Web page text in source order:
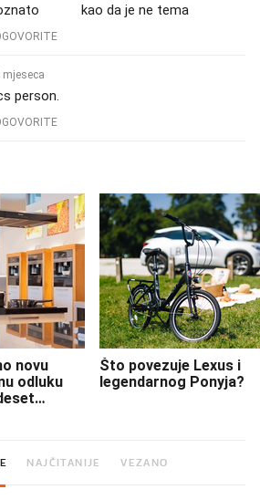
🤔🙄 kao da je ne tema🙄🤔
mjeseca
person.
novu
odluku
Što povezuje Lexus i
legendarnog Ponyja?
NAJČITANIJE VEZANO